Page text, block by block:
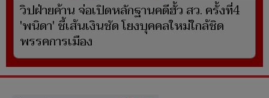
วิปฝ่ายค้าน จ่อเปิดหลักฐานคดีฮั้ว สว. ครั้งที่4
'พนิดา' ชี้เส้นเงินชัด โยงบุคคลใหม่ใกล้ชิด
พรรคการเมือง